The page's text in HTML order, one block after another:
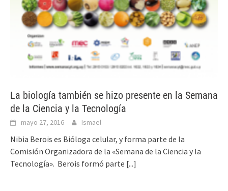
La biología también se hizo presente en la Semana
de la Ciencia y la Tecnología
mayo 27, 2016 Ismael
Nibia Berois es Bióloga celular, y forma parte de la
Comisión Organizadora de la «Semana de la Ciencia y la
Tecnología». Berois formó parte [...]